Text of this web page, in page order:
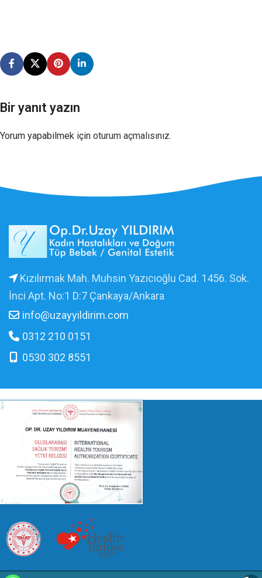
Bir yanıt yazın
Yorum yapabilmek için oturum açmalısınız.
Kızılırmak Mah. Muhsin Yazıcıoğlu Cad. 1456. Sok.
İnci Apt. No:1 D:7 Çankaya/Ankara
info@uzayyildirim.com
0312 210 0151
0530 302 8551